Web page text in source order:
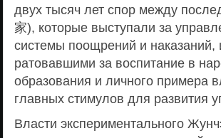
двух тысяч лет спор между
家), которые выступали за
системы поощрений и
ратовавшими за воспитание в
образования и личного примера
главных стимулов для развития
Власти экспериментального